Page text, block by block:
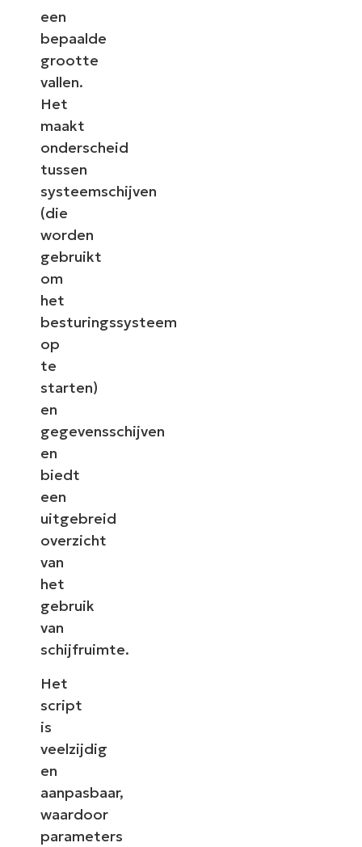
een
bepaalde
grootte
vallen.
Het
maakt
onderscheid
tussen
systeemschijven
(die
worden
gebruikt
om
het
besturingssysteem
op
te
starten)
en
gegevensschijven
en
biedt
een
uitgebreid
overzicht
van
het
gebruik
van
schijfruimte.
Het
script
is
veelzijdig
en
aanpasbaar,
waardoor
parameters